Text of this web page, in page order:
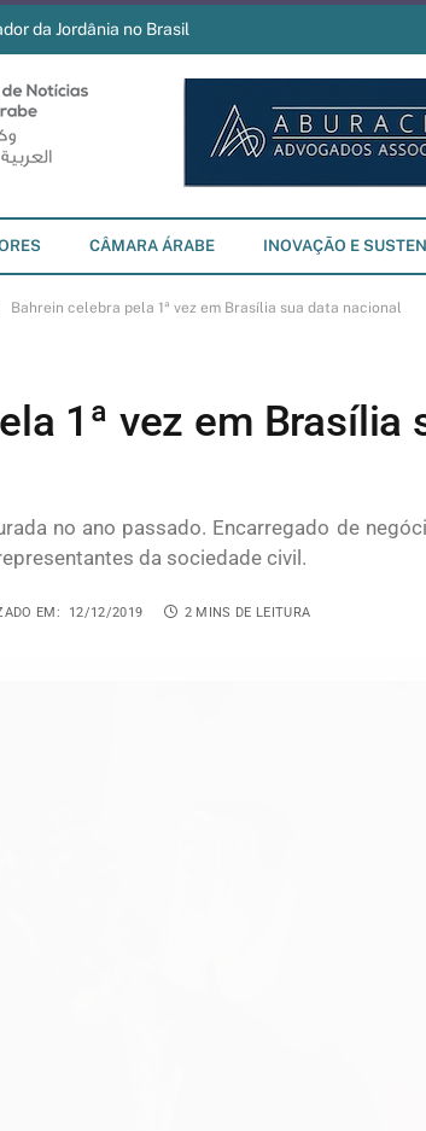
da Jordânia no Brasil
CÂMARA ÁRABE INOVAÇÃO E
Bahrein celebra pela 1ª vez em Brasília sua data nacional
1ª vez em Brasília
no ano passado. Encarregado de
da sociedade civil.
EM: 12/12/2019 2 MINS DE LEITURA